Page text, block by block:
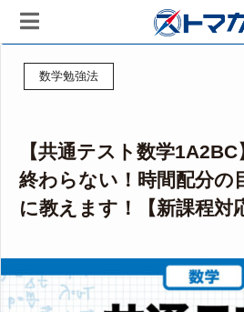
数学勉強法
【共通テスト数学
終わらない！時間配分の
に教えます！【新課程対